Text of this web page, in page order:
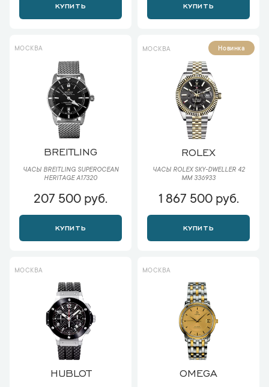
КУПИТЬ КУПИТЬ
МОСКВА
BREITLING
ЧАСЫ BREITLING SUPEROCEAN
HERITAGE A17320
207 500 руб.
КУПИТЬ
МОСКВА Новинка
ROLEX
ЧАСЫ ROLEX SKY-DWELLER 42
ММ 336933
1 867 500 руб.
КУПИТЬ
МОСКВА
HUBLOT
МОСКВА
OMEGA